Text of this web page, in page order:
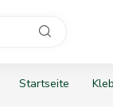
Startseite